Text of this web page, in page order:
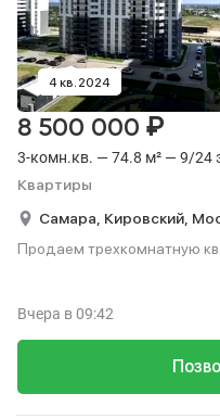
4 кв. 2024
3-комн.кв. — 74.8 м² — 9/24
Квартиры
8 500 000 ₽
Самара, Кировский,
Продаем трехкомнатную
Вчера в 09:42